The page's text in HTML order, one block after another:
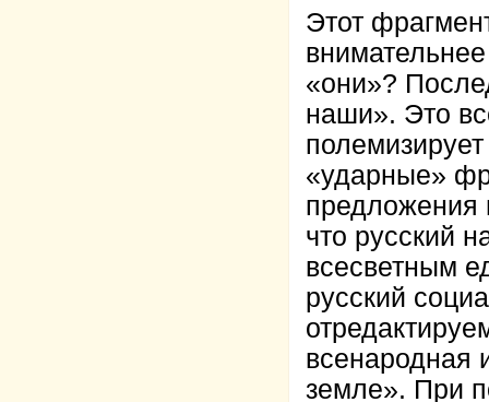
Этот
«они»?
наши». Это
«ударные»
предложения
что русский
всесветным
русский
всенародная
земле». При